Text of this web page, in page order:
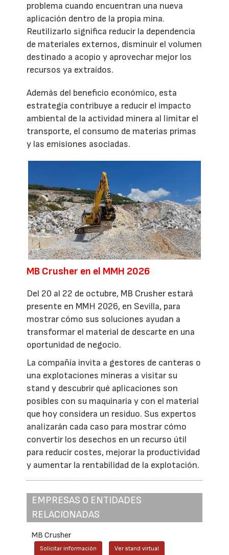
problema cuando encuentran una nueva
aplicación dentro de la propia mina.
Reutilizarlo significa reducir la dependencia
de materiales externos, disminuir el volumen
destinado a acopio y aprovechar mejor los
recursos ya extraídos.
Además del beneficio económico, esta
estrategia contribuye a reducir el impacto
ambiental de la actividad minera al limitar el
transporte, el consumo de materias primas
y las emisiones asociadas.
MB Crusher en el MMH 2026
Del 20 al 22 de octubre, MB Crusher estará
presente en MMH 2026, en Sevilla, para
mostrar cómo sus soluciones ayudan a
transformar el material de descarte en una
oportunidad de negocio.
La compañía invita a gestores de canteras o
una explotaciones mineras a visitar su
stand y descubrir qué aplicaciones son
posibles con su maquinaria y con el material
que hoy considera un residuo. Sus expertos
analizarán cada caso para mostrar cómo
convertir los desechos en un recurso útil
para reducir costes, mejorar la productividad
y aumentar la rentabilidad de la explotación.
EMPRESAS O ENTIDADES
RELACIONADAS
MB Crusher
Solicitar información Ver stand virtual